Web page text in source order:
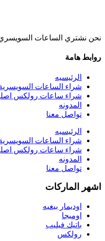
نحن نشتري الساعات السويسري
روابط هامة
الرئيسيه
شراء الساعات
شراء ساعات رولكس
المدونه
تواصل معنا
الرئيسيه
شراء الساعات
شراء ساعات رولكس
المدونه
تواصل معنا
اشهر الماركات
اوديمار بيغيه
اوميجا
باتيك فيليب
رولكس